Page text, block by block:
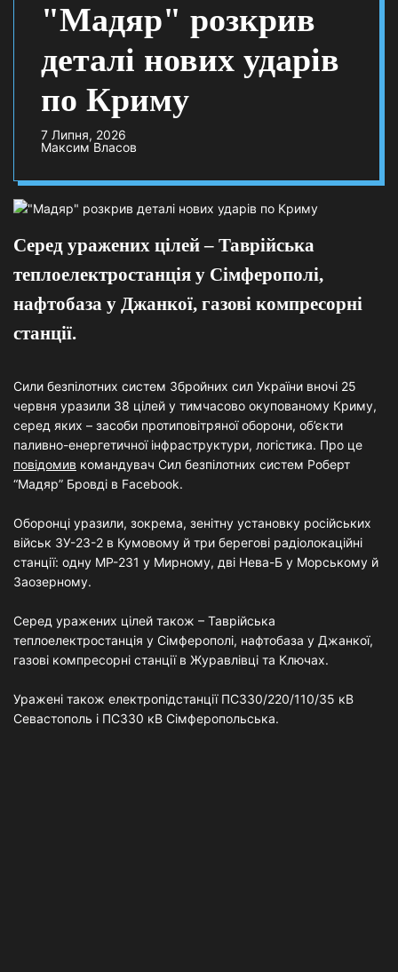
"Мадяр" розкрив
деталі нових ударів
по Криму
7 Липня, 2026
Максим Власов
Серед уражених цілей – Таврійська
теплоелектростанція у Сімферополі,
нафтобаза у Джанкої, газові компресорні
станції.
Сили безпілотних систем Збройних сил України вночі 25
червня уразили 38 цілей у тимчасово окупованому Криму,
серед яких – засоби протиповітряної оборони, об’єкти
паливно-енергетичної інфраструктури, логістика. Про це
повідомив командувач Сил безпілотних систем Роберт
“Мадяр” Бровді в Facebook.
Оборонці уразили, зокрема, зенітну установку російських
військ ЗУ-23-2 в Кумовому й три берегові радіолокаційні
станції: одну МР-231 у Мирному, дві Нева-Б у Морському й
Заозерному.
Серед уражених цілей також – Таврійська
теплоелектростанція у Сімферополі, нафтобаза у Джанкої,
газові компресорні станції в Журавлівці та Ключах.
Уражені також електропідстанції ПС330/220/110/35 кВ
Севастополь і ПС330 кВ Сімферопольська.